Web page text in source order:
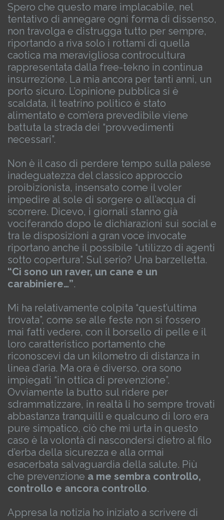
Spero che questo mare implacabile, nel
tentativo di annegare ogni forma di dissenso,
non travolga e distrugga tutto per sempre,
riportando a riva solo i rottami di quella
caotica ma meravigliosa controcultura
rappresentata dalla free-tekno in continua
insurrezione. La mia ancora per tanti anni, un
porto sicuro. L’opinione pubblica si è
scaldata, il teatrino politico è stato
alimentato e com’era prevedibile viene
battuta la strada dei “provvedimenti
necessari”.
Non è il caso di perdere tempo sulla palese
inadeguatezza del classico approccio
proibizionista, insensato come il voler
impedire al sole di sorgere o all’acqua di
scorrere. Dicevo, i giornali stanno già
vociferando dopo le dichiarazioni sui social e
tra le disposizioni a gran voce invocate
riportano anche il possibile “utilizzo di agenti
sotto copertura”. Sul serio? Una barzelletta.
“Ci sono un raver, un cane e un
carabiniere…”.
Mi ha relativamente colpita “quest’ultima
trovata”, come se alle feste non si fossero
mai fatti vedere, con il borsello di pelle e il
loro caratteristico portamento che
riconoscevi da un kilometro di distanza in
linea d’aria. Ma ora è diverso, ora sono
impiegati “in ottica di prevenzione”.
Ovviamente la butto sul ridere per
sdrammatizzare, in realtà li ho sempre trovati
abbastanza tranquilli e qualcuno di loro era
pure simpatico, ciò che mi urta in questo
caso è la volontà di nascondersi dietro al filo
d’erba della sicurezza e alla ormai
esacerbata salvaguardia della salute. Più
che prevenzione a me sembra controllo,
controllo e ancora controllo.
Appresa la notizia ho iniziato a scrivere di